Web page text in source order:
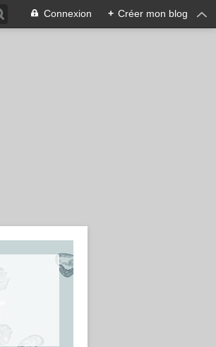
Connexion + Créer mon blog